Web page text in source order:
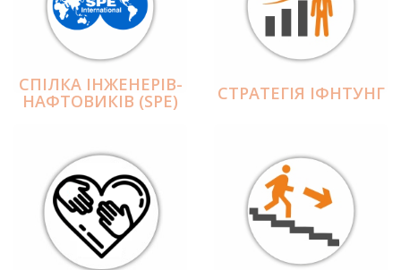
СПІЛКА ІНЖЕНЕРІВ-
НАФТОВИКІВ (SPE) СТРАТЕГІЯ ІФНТУНГ